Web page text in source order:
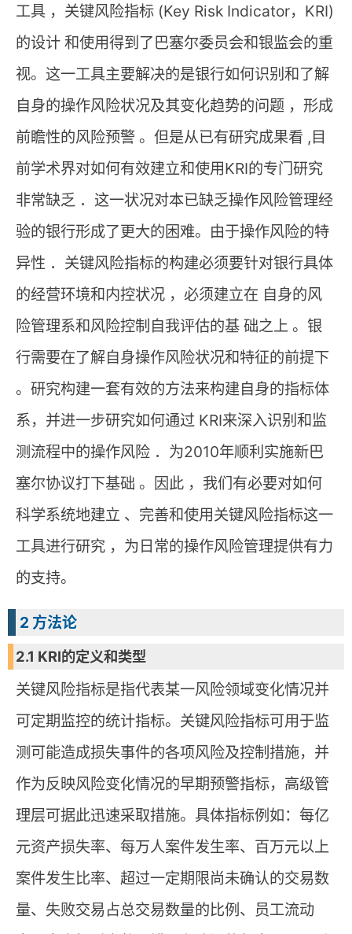
工具 ，关键风险指标 (Key Risk Indicator，KRI)
的设计 和使用得到了巴塞尔委员会和银监会的重
视。这一工具主要解决的是银行如何识别和了解
自身的操作风险状况及其变化趋势的问题 ，形成
前瞻性的风险预警 。但是从已有研究成果看 ,目
前学术界对如何有效建立和使用KRI的专门研究
非常缺乏 ．这一状况对本已缺乏操作风险管理经
验的银行形成了更大的困难。由于操作风险的特
异性 ．关键风险指标的构建必须要针对银行具体
的经营环境和内控状况 ，必须建立在 自身的风
险管理系和风险控制自我评估的基 础之上 。银
行需要在了解自身操作风险状况和特征的前提下
。研究构建一套有效的方法来构建自身的指标体
系，并进一步研究如何通过 KRI来深入识别和监
测流程中的操作风险 ．为2010年顺利实施新巴
塞尔协议打下基础 。因此 ，我们有必要对如何
科学系统地建立 、完善和使用关键风险指标这一
工具进行研究 ，为日常的操作风险管理提供有力
的支持。
2 方法论
2.1 KRI的定义和类型
关键风险指标是指代表某一风险领域变化情况并
可定期监控的统计指标。关键风险指标可用于监
测可能造成损失事件的各项风险及控制措施，并
作为反映风险变化情况的早期预警指标，高级管
理层可据此迅速采取措施。具体指标例如：每亿
元资产损失率、每万人案件发生率、百万元以上
案件发生比率、超过一定期限尚未确认的交易数
量、失败交易占总交易数量的比例、员工流动